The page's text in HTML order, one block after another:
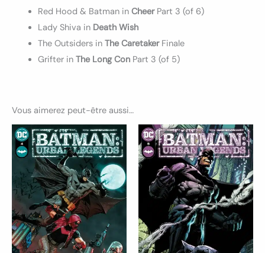
Red Hood & Batman in CheerPart 3 (of 6)
Lady Shiva in Death Wish
The Outsiders in The CaretakerFinale
Grifter in The Long ConPart 3 (of 5)
Vous aimerez peut-être aussi…
Ce
produit
a
plusieurs
variations.
options
peuvent
Ce
a